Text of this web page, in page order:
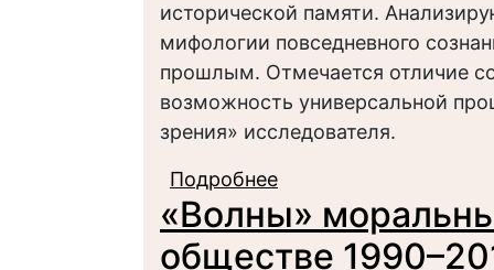
исторической памяти.
мифологии повседневного
прошлым. Отмечается отличие
возможность универсальной
зрения» исследователя.
Подробнее
гражданской войне
«Волны»
обществе